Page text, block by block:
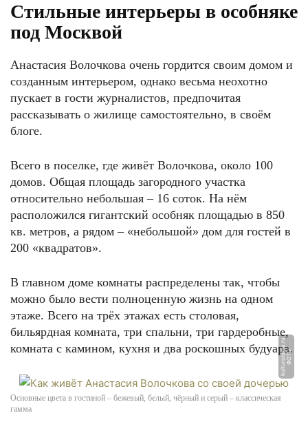
Стильные интерьеры в особняке
под Москвой
Анастасия Волочкова очень гордится своим домом и
созданным интерьером, однако весьма неохотно
пускает в гости журналистов, предпочитая
рассказывать о жилище самостоятельно, в своём
блоге.
Всего в поселке, где живёт Волочкова, около 100
домов. Общая площадь загородного участка
относительно небольшая – 16 соток. На нём
расположился гигантский особняк площадью в 850
кв. метров, а рядом – «небольшой» дом для гостей в
200 «квадратов».
В главном доме комнаты распределены так, чтобы
можно было вести полноценную жизнь на одном
этаже. Всего на трёх этажах есть столовая,
бильярдная комната, три спальни, три гардеробные,
комната с камином, кухня и два роскошных будуара.
Ф
О
Т
О:
k
ul
t
u
r
ol
o
gi
a.
r
u
Основные цвета в гостиной – бежевый, белый, чёрный и серый – классическая
гамма